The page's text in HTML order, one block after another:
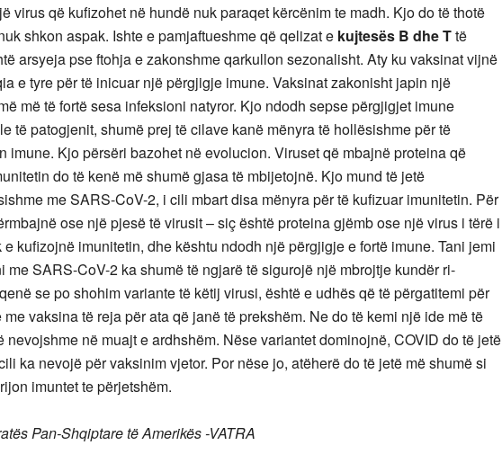
virus që kufizohet në hundë nuk paraqet kërcënim te madh. Kjo do të thotë
shkon aspak. Ishte e pamjaftueshme që qelizat e kujtesës B dhe Ttë
arsyeja pse ftohja e zakonshme qarkullon sezonalisht. Aty ku vaksinat vijnë
e tyre për të inicuar një përgjigje imune. Vaksinat zakonisht japin një
më të fortë sesa infeksioni natyror. Kjo ndodh sepse përgjigjet imune
të patogjenit, shumë prej të cilave kanë mënyra të hollësishme për të
imune. Kjo përsëri bazohet në evolucion. Viruset që mbajnë proteina që
do të kenë më shumë gjasa të mbijetojnë. Kjo mund të jetë
me SARS-CoV-2, i cili mbart disa mënyra për të kufizuar imunitetin. Për
ose një pjesë të virusit – siç është proteina gjëmb ose një virus i tërë i
kufizojnë imunitetin, dhe kështu ndodh një përgjigje e fortë imune. Tani jemi
me SARS-CoV-2 ka shumë të ngjarë të sigurojë një mbrojtje kundër ri-
se po shohim variante të këtij virusi, është e udhës që të përgatitemi për
vaksina të reja për ata që janë të prekshëm. Ne do të kemi një ide më të
nevojshme në muajt e ardhshëm. Nëse variantet dominojnë, COVID do të jetë
ka nevojë për vaksinim vjetor. Por nëse jo, atëherë do të jetë më shumë si
imuntet te përjetshëm.
Pan-Shqiptare të Amerikës -VATRA